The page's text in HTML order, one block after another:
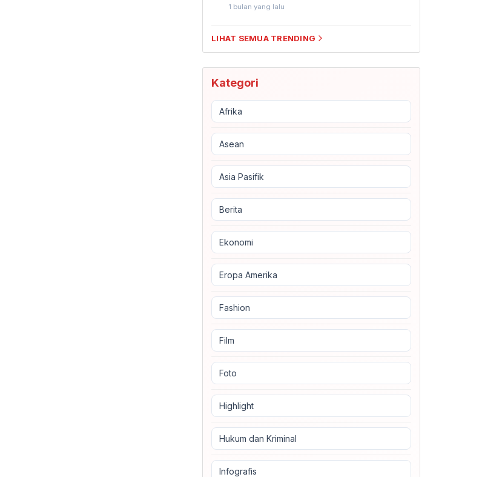
1 bulan yang lalu
LIHAT SEMUA TRENDING
Kategori
Afrika
Asean
Asia Pasifik
Berita
Ekonomi
Eropa Amerika
Fashion
Film
Foto
Highlight
Hukum dan Kriminal
Infografis